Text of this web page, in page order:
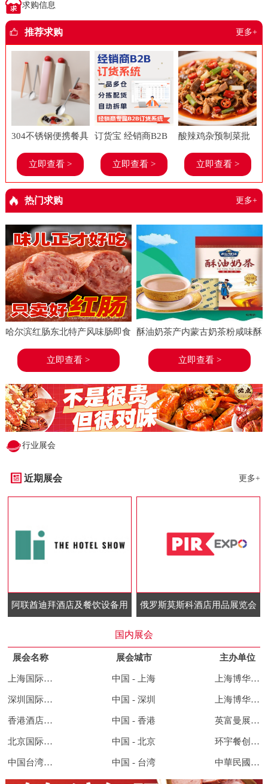
求购信息
推荐求购 更多+
304不锈钢便携餐具
套装上班族学生糖
果多巴胺勺子筷子
餐具两件套
立即查看 >
订货宝 经销商B2B
订货系统 食品进销
存软件 餐饮 管理系
立即查看 >
酸辣鸡杂预制菜批
发美味春工厂老牌
子饭店餐饮店商用
立即查看 >
热门求购 更多+
哈尔滨红肠东北特产风味肠即食
香肠东北特产小吃小酒菜熟食蒜
立即查看 >
酥油奶茶产内蒙古奶茶粉咸味酥
油茶速溶袋装奶茶冲饮
立即查看 >
行业展会
近期展会 更多+
阿联酋迪拜酒店及餐饮设备用 俄罗斯莫斯科酒店用品展览会
国内展会
展会名称 展会城市 主办单位
上海国际酒店及餐饮业博览会 中国 - 上海 上海博华国际展览有限公司
深圳国际酒店及餐饮业博览会 中国 - 深圳 上海博华国际展览有限公司
香港酒店用品及餐饮展览会 中国 - 香港 英富曼展览集团
北京国际餐饮连锁加盟展览会 中国 - 北京 环宇餐创展览集团
中国台湾酒店用品及餐饮展览会 中国 - 台湾 中華民國對外貿易發展協會、展昭國際企業股份有限公司